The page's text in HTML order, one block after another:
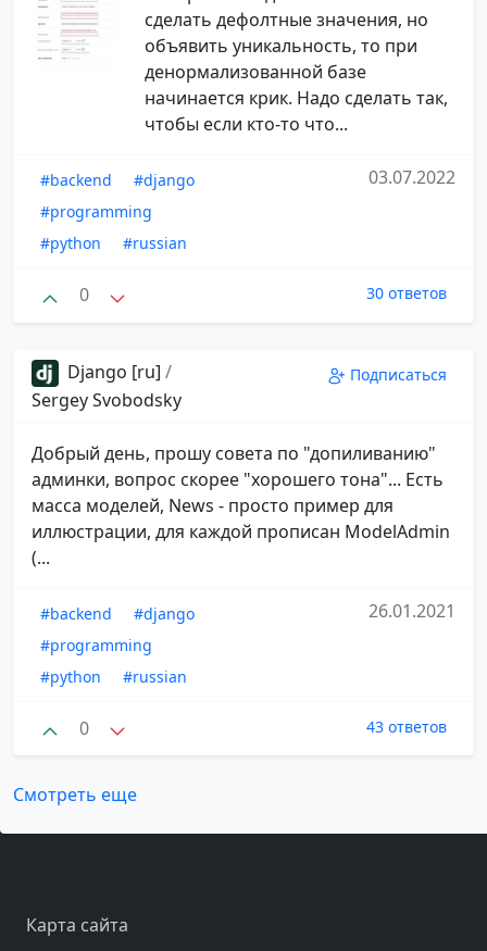
сделать дефолтные значения, но
объявить уникальность, то при
денормализованной базе
начинается крик. Надо сделать так,
чтобы если кто-то что...
#backend
#django
#programming
#python
#russian
03.07.2022
0 30 ответов
Django [ru] /
Sergey Svobodsky
Подписаться
Добрый день, прошу совета по "допиливанию"
админки, вопрос скорее "хорошего тона"... Есть
масса моделей, News - просто пример для
иллюстрации, для каждой прописан ModelAdmin
(...
#backend
#django
#programming
#python
#russian
26.01.2021
0 43 ответов
Смотреть еще
Карта сайта